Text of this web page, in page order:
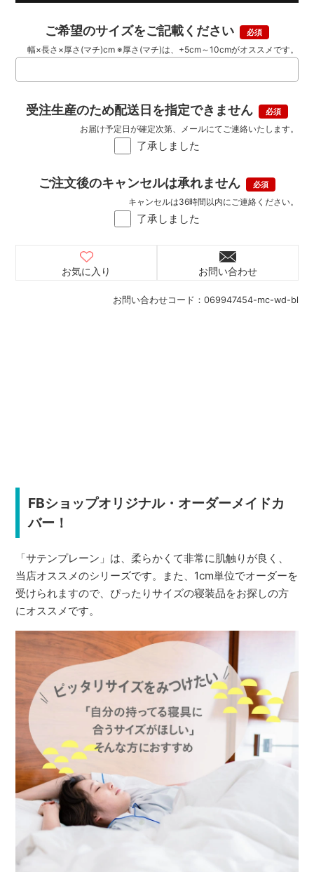
お問い合わせコード： 069947454-mc-wd-bl
ご希望のサイズをご記載ください
幅×長さ×厚さ(マチ)cm ※厚さ(マチ)は、+5cm～10cmがオススメです。
受注生産のため配送日を指定できません
了承しました
お届け予定日が確定次第、メールにてご連絡いたします。
ご注文後のキャンセルは承れません
了承しました
キャンセルは36時間以内にご連絡ください。
お気に入り お問い合わせ
FBショップオリジナル・オーダーメイドカ
バー！
「サテンプレーン」は、柔らかくて非常に肌触りが良く、
当店オススメのシリーズです。また、1cm単位でオーダーを
受けられますので、ぴったりサイズの寝装品をお探しの方
にオススメです。